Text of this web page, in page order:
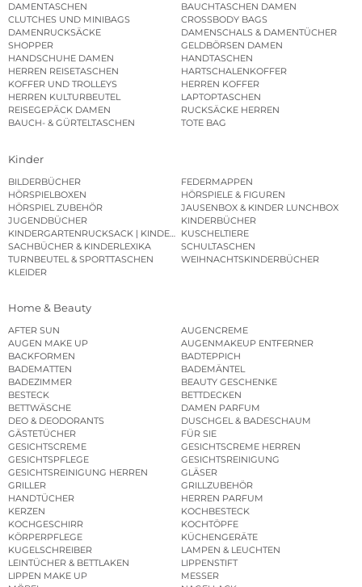
DAMENTASCHEN
BAUCHTASCHEN DAMEN
CLUTCHES UND MINIBAGS
CROSSBODY BAGS
DAMENRUCKSÄCKE
DAMENSCHALS & DAMENTÜCHER
SHOPPER
GELDBÖRSEN DAMEN
HANDSCHUHE DAMEN
HANDTASCHEN
HERREN REISETASCHEN
HARTSCHALENKOFFER
KOFFER UND TROLLEYS
HERREN KOFFER
HERREN KULTURBEUTEL
LAPTOPTASCHEN
REISEGEPÄCK DAMEN
RUCKSÄCKE HERREN
BAUCH- & GÜRTELTASCHEN
TOTE BAG
Kinder
BILDERBÜCHER
FEDERMAPPEN
HÖRSPIELBOXEN
HÖRSPIELE & FIGUREN
HÖRSPIEL ZUBEHÖR
JAUSENBOX & KINDER LUNCHBOX
JUGENDBÜCHER
KINDERBÜCHER
KINDERGARTENRUCKSACK | KINDERGARTENBEUTEL
KUSCHELTIERE
SACHBÜCHER & KINDERLEXIKA
SCHULTASCHEN
TURNBEUTEL & SPORTTASCHEN
WEIHNACHTSKINDERBÜCHER
KLEIDER
Home & Beauty
AFTER SUN
AUGENCREME
AUGEN MAKE UP
AUGENMAKEUP ENTFERNER
BACKFORMEN
BADTEPPICH
BADEMATTEN
BADEMÄNTEL
BADEZIMMER
BEAUTY GESCHENKE
BESTECK
BETTDECKEN
BETTWÄSCHE
DAMEN PARFUM
DEO & DEODORANTS
DUSCHGEL & BADESCHAUM
GÄSTETÜCHER
FÜR SIE
GESICHTSCREME
GESICHTSCREME HERREN
GESICHTSPFLEGE
GESICHTSREINIGUNG
GESICHTSREINIGUNG HERREN
GLÄSER
GRILLER
GRILLZUBEHÖR
HANDTÜCHER
HERREN PARFUM
KERZEN
KOCHBESTECK
KOCHGESCHIRR
KOCHTÖPFE
KÖRPERPFLEGE
KÜCHENGERÄTE
KUGELSCHREIBER
LAMPEN & LEUCHTEN
LEINTÜCHER & BETTLAKEN
LIPPENSTIFT
LIPPEN MAKE UP
MESSER